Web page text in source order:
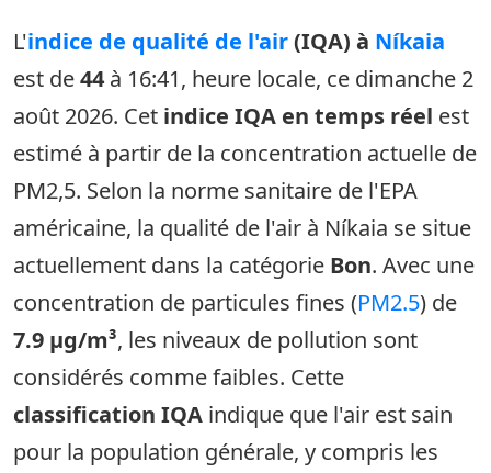
L'indice de qualité de l'air(IQA) à Níkaia
est de44 à 16:41, heure locale, ce dimanche 2
août 2026. Cet indice IQA en temps réel est
estimé à partir de la concentration actuelle de
PM2,5. Selon la norme sanitaire de l'EPA
américaine, la qualité de l'air à Níkaia se situe
actuellement dans la catégorie Bon. Avec une
concentration de particules fines (PM2.5) de
7.9 µg/m³, les niveaux de pollution sont
considérés comme faibles. Cette
classification IQA indique que l'air est sain
pour la population générale, y compris les